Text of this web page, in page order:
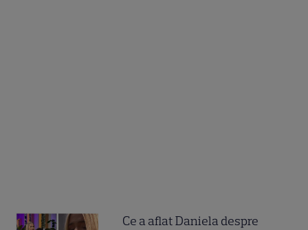
Ce a aflat Daniela despre